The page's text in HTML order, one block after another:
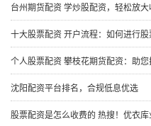
台州期货配资 学炒股配资，轻松放
十大股票配资 开户流程：如何进行股
个人股票配资 攀枝花期货配资：助
沈阳配资平台排名，合规低息优选
股票配资是怎么收费的 热搜！优衣